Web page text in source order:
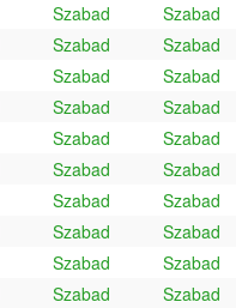
Szabad
Szabad
Szabad
Szabad
Szabad
Szabad
Szabad
Szabad
Szabad
Szabad
Szabad
Szabad
Szabad
Szabad
Szabad
Szabad
Szabad
Szabad
Szabad
Szabad